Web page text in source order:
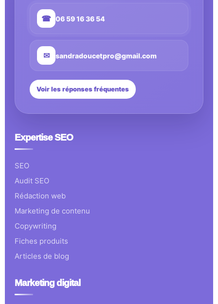
☎ 06 59 16 36 54
✉ sandradoucetpro@gmail.com
Voir les réponses fréquentes
Expertise SEO
SEO
Audit SEO
Rédaction web
Marketing de contenu
Copywriting
Fiches produits
Articles de blog
Marketing digital